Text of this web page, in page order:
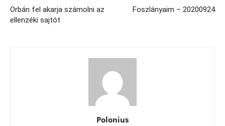
Orbán fel akarja számolni az
ellenzéki sajtót
Foszlányaim – 20200924
Polonius